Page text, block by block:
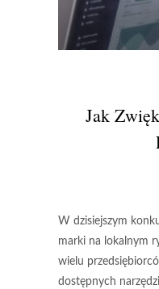
Jak
W dzisiejszym
marki na lokalnym
wielu
dostępnych